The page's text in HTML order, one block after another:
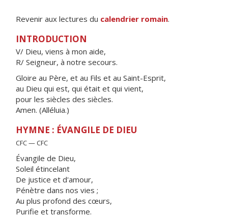
Revenir aux lectures du calendrier romain.
INTRODUCTION
V/ Dieu, viens à mon aide,
R/ Seigneur, à notre secours.
Gloire au Père, et au Fils et au Saint-Esprit,
au Dieu qui est, qui était et qui vient,
pour les siècles des siècles.
Amen. (Alléluia.)
HYMNE : ÉVANGILE DE DIEU
CFC — CFC
Évangile de Dieu,
Soleil étincelant
De justice et d'amour,
Pénètre dans nos vies ;
Au plus profond des cœurs,
Purifie et transforme.